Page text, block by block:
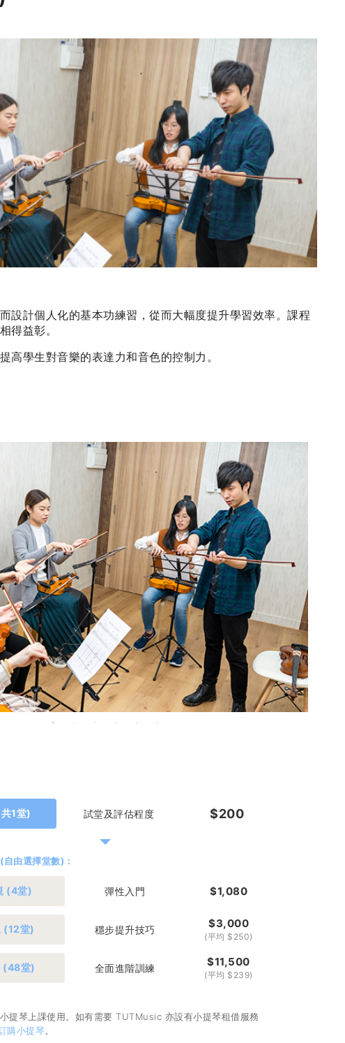
設計個人化的基本功練習，從而大幅度提升學習效率。課程
得益彰。
學生對音樂的表達力和音色的控制力。
1堂) 試堂及評估程度 $200
由選擇堂數)：
(4堂) 彈性入門 $1,080
(12堂) 穩步提升技巧 $3,000
(平均 $250)
(48堂) 全面進階訓練 $11,500
(平均 $239)
提琴上課使用。如有需要 TUTMusic 亦設有小提琴租借服務
購小提琴。